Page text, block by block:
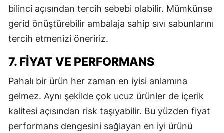
bilinci açısından tercih sebebi olabilir. Mümkünse
gerid önüştürebilir ambalaja sahip sıvı sabunlarını
tercih etmenizi öneririz.
7. FIYAT VE PERFORMANS
Pahalı bir ürün her zaman en iyisi anlamına
gelmez. Aynı şekilde çok ucuz ürünler de içerik
kalitesi açısından risk taşıyabilir. Bu yüzden fiyat
performans dengesini sağlayan en iyi ürünü